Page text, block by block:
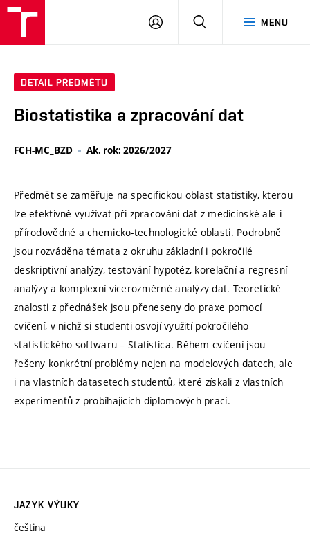
MENU
PŘIHLÁSIT
DETAIL PŘEDMĚTU
Biostatistika a zpracování dat
FCH-MC_BZD Ak. rok: 2026/2027
Předmět se zaměřuje na specifickou oblast statistiky, kterou
lze efektivně využívat při zpracování dat z medicínské ale i
přírodovědné a chemicko-technologické oblasti. Podrobně
jsou rozváděna témata z okruhu základní i pokročilé
deskriptivní analýzy, testování hypotéz, korelační a regresní
analýzy a komplexní vícerozměrné analýzy dat. Teoretické
znalosti z přednášek jsou přeneseny do praxe pomocí
cvičení, v nichž si studenti osvojí využití pokročilého
statistického softwaru – Statistica. Během cvičení jsou
řešeny konkrétní problémy nejen na modelových datech, ale
i na vlastních datasetech studentů, které získali z vlastních
experimentů z probíhajících diplomových prací.
JAZYK VÝUKY
čeština